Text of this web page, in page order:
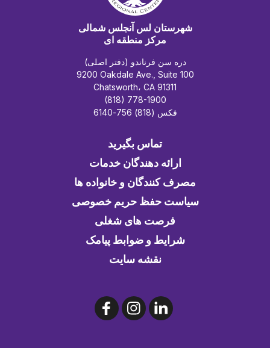
شهرستان لس آنجلس شمالی
مرکز منطقه ای
دره سن فرناندو (دفتر اصلی)
9200 Oakdale Ave., Suite 100
Chatsworth، CA 91311
(818) 778-1900
فکس (818) 756-6140
تماس بگیرید
ارائه دهندگان خدمات
مصرف کنندگان و خانواده ها
سیاست حفظ حریم خصوصی
فرصت های شغلی
شرایط و ضوابط پیامک
نقشه سایت